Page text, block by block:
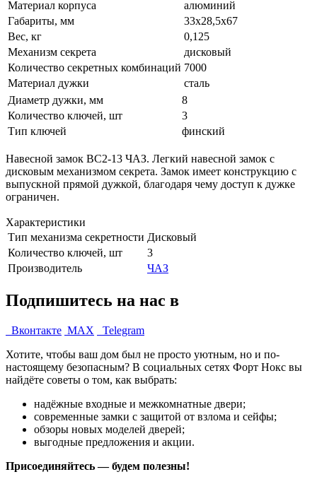
Материал корпуса
алюминий
Габариты, мм
33х28,5х67
Вес, кг
0,125
Механизм секрета
дисковый
Количество секретных комбинаций 7000
Материал дужки
сталь
Диаметр дужки, мм
8
Количество ключей, шт
3
Тип ключей
финский
Навесной замок ВС2-13 ЧАЗ. Легкий навесной замок с
дисковым механизмом секрета. Замок имеет конструкцию с
выпускной прямой дужкой, благодаря чему доступ к дужке
ограничен.
Характеристики
Тип механизма секретности Дисковый
Количество ключей, шт
3
Производитель
ЧАЗ
Подпишитесь на нас в
Вконтакте MAX
Telegram
Хотите, чтобы ваш дом был не просто уютным, но и по-
настоящему безопасным? В социальных сетях Форт Нокс вы
найдёте советы о том, как выбрать:
надёжные входные и межкомнатные двери;
современные замки с защитой от взлома и сейфы;
обзоры новых моделей дверей;
выгодные предложения и акции.
Присоединяйтесь — будем полезны!